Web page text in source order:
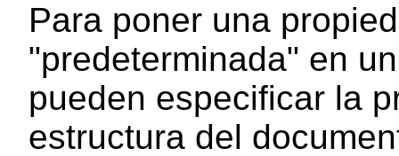
Para poner una
"predeterminada" en
pueden especificar la
estructura del